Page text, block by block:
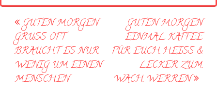
Post
navigation
GUTEN MORGEN
GRUSS OFT B
RAUCHT ES NUR W
ENIG UM EINEN M
ENSCHEN
GUTEN MORGEN
EINMAL KAFFEE
FÜR EUCH HEISS &
LECKER ZUM
WACH WERREN